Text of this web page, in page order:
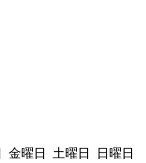
金曜日 土曜日
日曜日